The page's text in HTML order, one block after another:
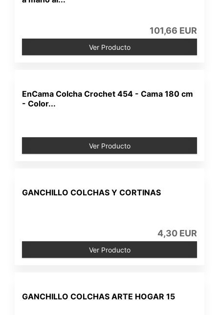
101,66 EUR
Ver Producto
EnCama Colcha Crochet 454 - Cama 180 cm
- Color...
Ver Producto
GANCHILLO COLCHAS Y CORTINAS
4,30 EUR
Ver Producto
GANCHILLO COLCHAS ARTE HOGAR 15